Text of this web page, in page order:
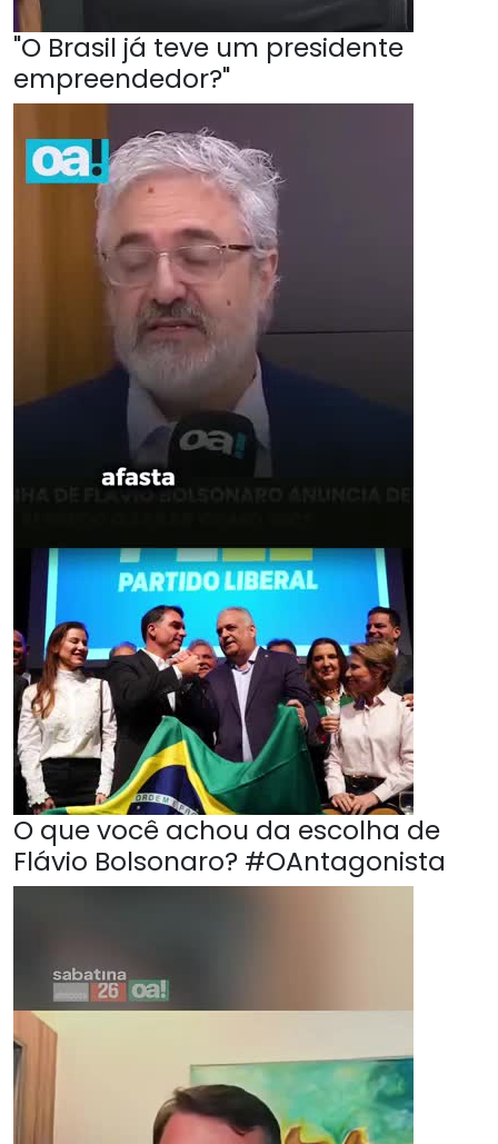
"O Brasil já teve um presidente
empreendedor?"
O que você achou da escolha de
Flávio Bolsonaro? #OAntagonista